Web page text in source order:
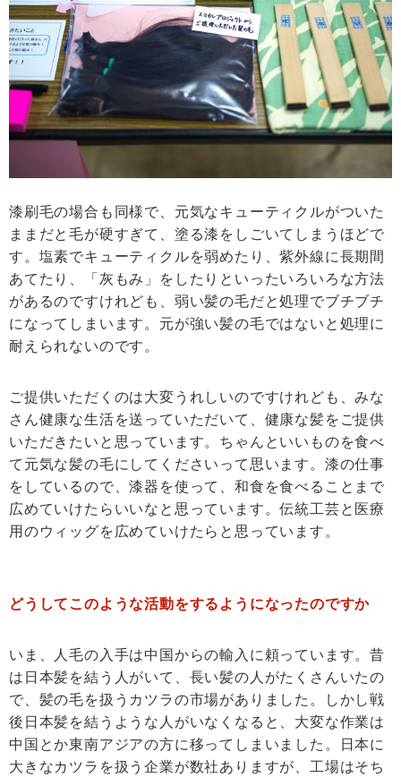
漆刷毛の場合も同様で、元気なキューティクルがついた
ままだと毛が硬すぎて、塗る漆をしごいてしまうほどで
す。塩素でキューティクルを弱めたり、紫外線に長期間
あてたり、「灰もみ」をしたりといったいろいろな方法
があるのですけれども、弱い髪の毛だと処理でブチブチ
になってしまいます。元が強い髪の毛ではないと処理に
耐えられないのです。
ご提供いただくのは大変うれしいのですけれども、みな
さん健康な生活を送っていただいて、健康な髪をご提供
いただきたいと思っています。ちゃんといいものを食べ
て元気な髪の毛にしてくださいって思います。漆の仕事
をしているので、漆器を使って、和食を食べることまで
広めていけたらいいなと思っています。伝統工芸と医療
用のウィッグを広めていけたらと思っています。
どうしてこのような活動をするようになったのですか
いま、人毛の入手は中国からの輸入に頼っています。昔
は日本髪を結う人がいて、長い髪の人がたくさんいたの
で、髪の毛を扱うカツラの市場がありました。しかし戦
後日本髪を結うような人がいなくなると、大変な作業は
中国とか東南アジアの方に移ってしまいました。日本に
大きなカツラを扱う企業が数社ありますが、工場はそち